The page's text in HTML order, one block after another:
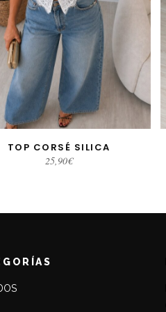
OPCIONES
TOP CORSÉ SILICA
25,90€